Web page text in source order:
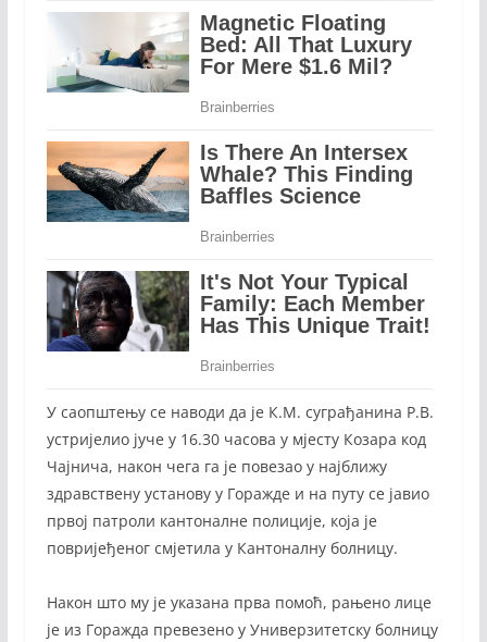
У саопштењу се наводи да је К.М. суграђанина Р.В.
устријелио јуче у 16.30 часова у мјесту Козара код
Чајнича, након чега га је повезао у најближу
здравствену установу у Горажде и на путу се јавио
првој патроли кантоналне полиције, која је
повријеђеног смјетила у Кантоналну болницу.
Након што му је указана прва помоћ, рањено лице
је из Горажда превезено у Универзитетску болницу